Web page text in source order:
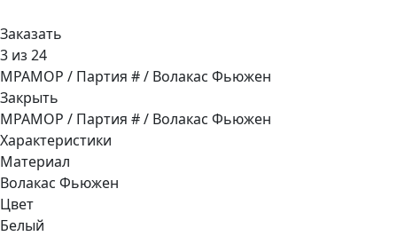
Заказать
3 из 24
МРАМОР / Партия # / Волакас Фьюжен
Закрыть
МРАМОР / Партия # / Волакас Фьюжен
Характеристики
Материал
Волакас Фьюжен
Цвет
Белый